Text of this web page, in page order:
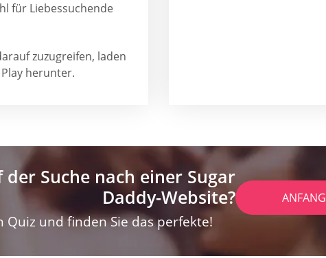
für Liebessuchende
zuzugreifen, laden
herunter.
der Suche nach einer Sugar
Daddy-Website?
Quiz und finden Sie das perfekte!
ANFANG